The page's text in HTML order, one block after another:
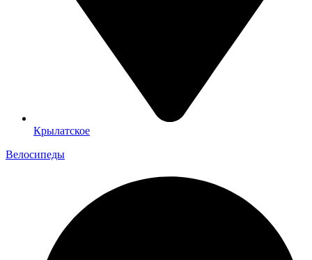
Крылатское
Велосипеды